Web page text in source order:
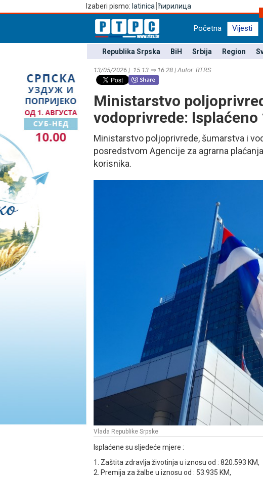
Izaberi pismo: latinica ћирилица
Početna Vijesti
Republika Srpska BiH Srbija Region
13/05/2026 | 15:13 ⇒ 16:28 | Autor: RTRS
Ministarstvo
vodoprivrede:
Ministarstvo poljoprivrede, šumarstva i
posredstvom Agencije za agrarna
korisnika.
Vlada Republike Srpske
Isplaćene su sljedeće mjere :
1. Zaštita zdravlja životinja u iznosu od : 820.593 KM,
2. Premija za žalbe u iznosu od : 53.935 KM,